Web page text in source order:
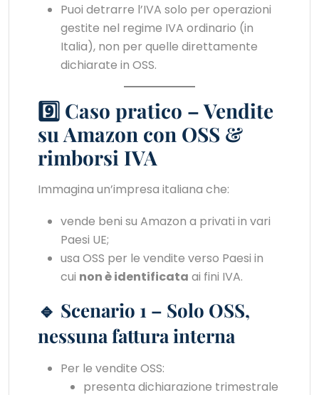
Puoi detrarre l’IVA solo per operazioni
gestite nel regime IVA ordinario (in
Italia), non per quelle direttamente
dichiarate in OSS.
9️⃣ Caso pratico – Vendite
su Amazon con OSS &
rimborsi IVA
Immagina un’impresa italiana che:
vende beni su Amazon a privati in vari
Paesi UE;
usa OSS per le vendite verso Paesi in
cui non è identificata ai fini IVA.
🔹 Scenario 1 – Solo OSS,
nessuna fattura interna
Per le vendite OSS:
presenta dichiarazione trimestrale